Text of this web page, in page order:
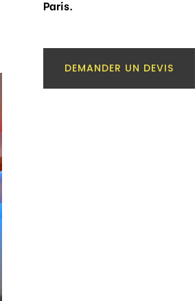
Paris.
DEMANDER UN DEVIS